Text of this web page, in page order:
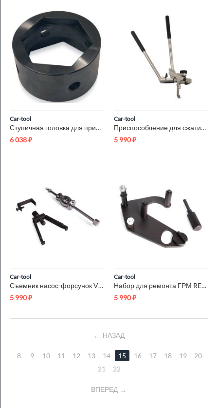
Car-tool
Ступичная головка для прицепов FRUEHAUF 110 мм / 123 мм 6 гр ...
6 038₽
Car-tool
Приспособление для сжатия пружин BMW N13/N20/N26/N55 Car-Tool...
5 990₽
Car-tool
Съемник насос-форсунок VOLVO Car-Tool CT-A1462
5 990₽
Car-tool
Набор для ремонта ГРМ RENAULT Car-Tool CT-Z0606
5 990₽
НАЗАД
8 9 10 11 12 13 14 15 16 17 18 19
20
21
22
ВПЕРЕД